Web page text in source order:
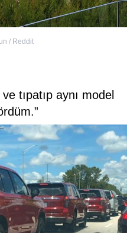
/ Reddit
tıpatıp aynı model